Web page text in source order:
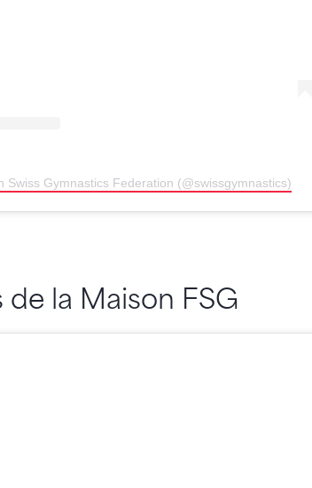
Swiss Gymnastics Federation (@swissgymnastics)
la Maison FSG